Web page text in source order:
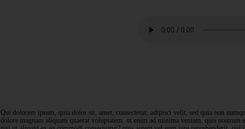
Qui dolorem ipsum, quia dolor sit, amet, consectetur, adipisci velit, sed quia non
dolore magnam aliquam quaerat voluptatem. ut enim ad minima veniam, quis nostrum